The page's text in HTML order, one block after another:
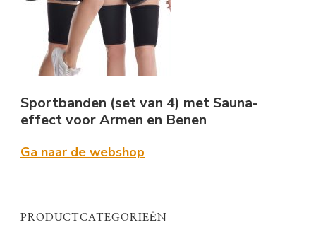
Sportbanden (set van 4) met Sauna-
effect voor Armen en Benen
Ga naar de webshop
PRODUCTCATEGORIEËN